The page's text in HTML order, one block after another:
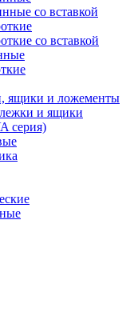
со вставкой
со вставкой
ящики и ложементы
и ящики
серия)